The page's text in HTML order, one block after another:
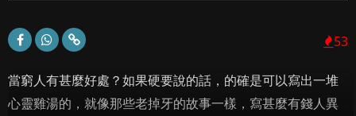
53
當窮人有甚麼好處？如果硬要說的話，的確是可以寫出一堆
心靈雞湯的，就像那些老掉牙的故事一樣，寫甚麼有錢人異